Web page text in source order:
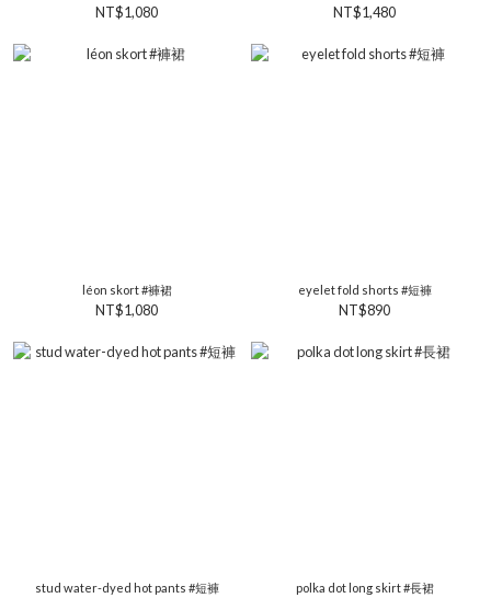
NT$1,080 NT$1,480
léon skort #褲裙
NT$1,080
eyelet fold shorts #短褲
NT$890
stud water-dyed hot pants #短褲 polka dot long skirt #長裙